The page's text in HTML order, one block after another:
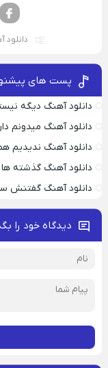
دانلود
پست های
دانلود آهنگ دیگه
دانلود آهنگ میدونم
دانلود آهنگ ندیدیم
دانلود آهنگ گذشته
دانلود آهنگ گفتنش
دیدگاه خود را